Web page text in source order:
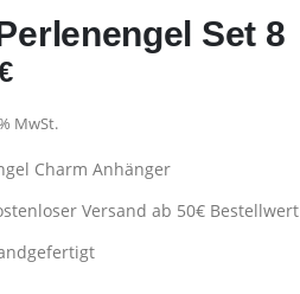
Set 8
MwSt.
Charm Anhänger
Versand ab 50€ Bestellwert